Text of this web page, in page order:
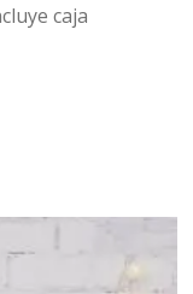
caja